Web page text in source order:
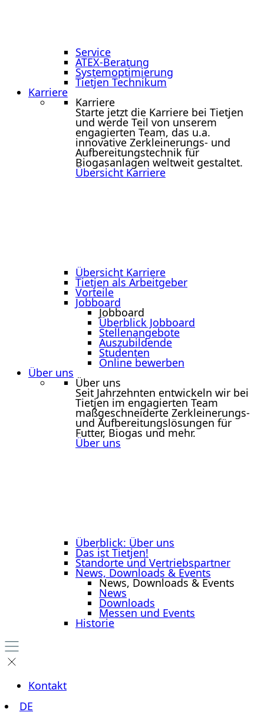
Service
ATEX-Beratung
Systemoptimierung
Tietjen Technikum
Karriere
Karriere
Starte jetzt die Karriere bei Tietjen
und werde Teil von unserem
engagierten Team, das u.a.
innovative Zerkleinerungs- und
Aufbereitungstechnik für
Biogasanlagen weltweit gestaltet.
Übersicht Karriere
Übersicht Karriere
Tietjen als Arbeitgeber
Vorteile
Jobboard
Jobboard
Überblick Jobboard
Stellenangebote
Auszubildende
Studenten
Online bewerben
Über uns
Über uns
Seit Jahrzehnten entwickeln wir bei
Tietjen im engagierten Team
maßgeschneiderte Zerkleinerungs-
und Aufbereitungslösungen für
Futter, Biogas und mehr.
Über uns
Überblick: Über uns
Das ist Tietjen!
Standorte und Vertriebspartner
News, Downloads & Events
News, Downloads & Events
News
Downloads
Messen und Events
Historie
Kontakt
DE